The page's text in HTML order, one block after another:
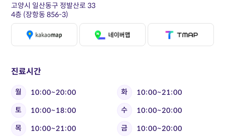
진료시간
월 10:00~20:00 화
10:00~21:00
토
10:00~18:00 수
10:00~20:00
목
10:00~21:00 금 10:00~20:00
고양시 일산동구 정발산로 33
4층 (장항동 856-3)